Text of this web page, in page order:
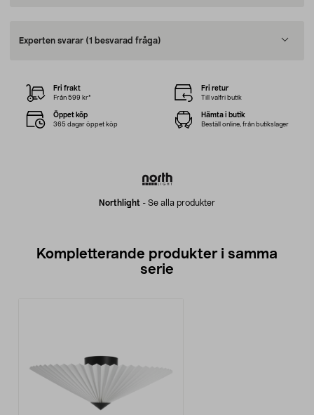
Experten svarar (1 besvarad fråga)
Northlight - Se alla produkter
Fri frakt
Från 599 kr*
Fri retur
Till valfri butik
Öppet köp
365 dagar öppet köp
Hämta i butik
Beställ online, från butikslager
Kompletterande produkter i samma
serie